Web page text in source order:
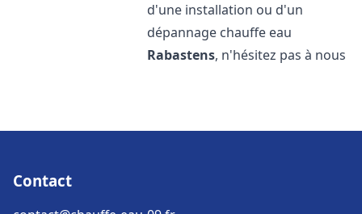
d'une installation ou d'un
dépannage chauffe eau
Rabastens, n'hésitez pas à nous
Contact